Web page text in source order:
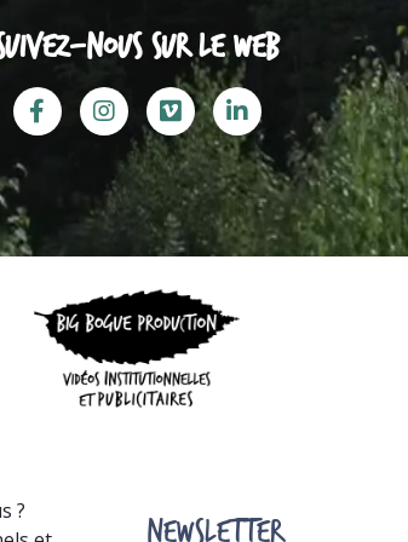
nous sur le web
?
NEWSLETTER